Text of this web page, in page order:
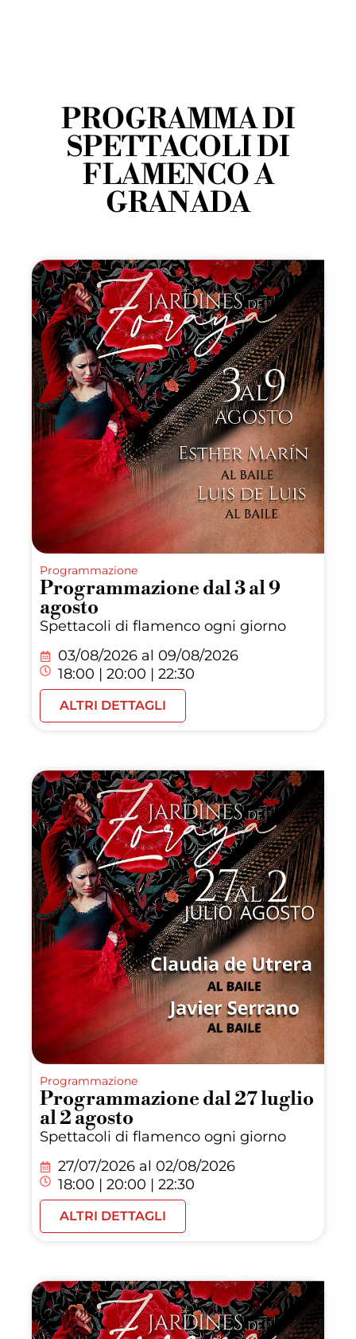
PROGRAMMA DI
SPETTACOLI DI
FLAMENCO A
GRANADA
Programmazione
Programmazione dal 3 al 9
agosto
Spettacoli di flamenco ogni giorno
03/08/2026 al 09/08/2026
18:00 | 20:00 | 22:30
ALTRI DETTAGLI
Programmazione
Programmazione dal 27 luglio
al 2 agosto
Spettacoli di flamenco ogni giorno
27/07/2026 al 02/08/2026
18:00 | 20:00 | 22:30
ALTRI DETTAGLI